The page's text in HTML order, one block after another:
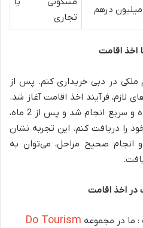
تجاری
اخذ اقامت
گرفتم ملکی در دبی خریداری کنم. پس از
لازم، فرآیند اخذ اقامت آغاز شد.
مراحل اداری در دبی بسیار ساده و سریع انجام شد و پس از 2 ماه،
را دریافت کنم. این تجربه نشان
انجام صحیح مراحل، می‌توان به
در اخذ اقامت
: ما در مجموعه Do Tourism